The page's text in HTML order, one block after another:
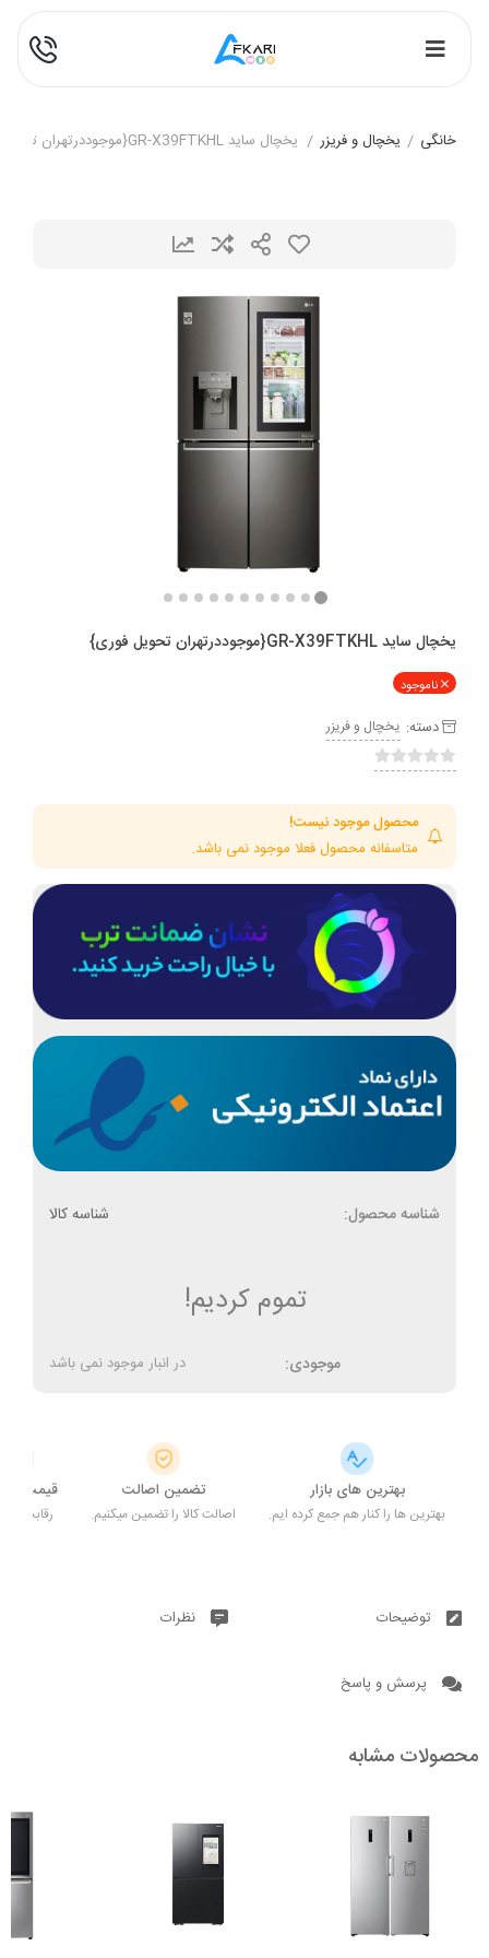
لوازم خانگی / یخچال و فریزر / یخچال ساید GR-X39FTKHL{موجوددرتهران تحویل فوری}
یخچال ساید GR-X39FTKHL{موجوددرتهران تحویل فوری}
ناموجود
دسته: یخچال و فریزر
محصول موجود نیست!
متاسفانه محصول فعلا موجود نمی باشد.
شناسه محصول: شناسه کالا
تموم کردیم!
موجودی: در انبار موجود نمی باشد
بهترین های بازار
بهترین ها را کنار هم جمع کرده ایم.
تضمین اصالت
اصالت کالا را تضمین میکنیم.
قیمت کم
رقابت
توضیحات نظرات
پرسش و پاسخ
محصولات مشابه